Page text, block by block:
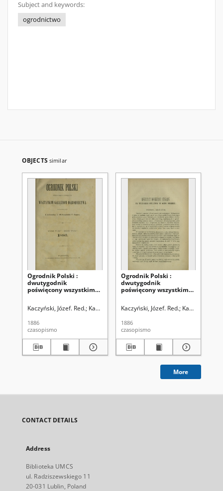
Subject and keywords:
ogrodnictwo
OBJECTS similar
Ogrodnik Polski :
dwutygodnik
poświęcony wszystkim
tomie ósmym
zawartym
Kaczyński, Józef. Red. Kaczyński, Władysław. Red. Szanior, Franciszek
1886
czasopismo
Ogrodnik Polski :
dwutygodnik
poświęcony wszystkim
Kaczyński, Józef. Red. Kaczyński,
1886
czasopismo
More
CONTACT DETAILS
Address
Biblioteka UMCS
ul. Radziszewskiego 11
20-031 Lublin, Poland